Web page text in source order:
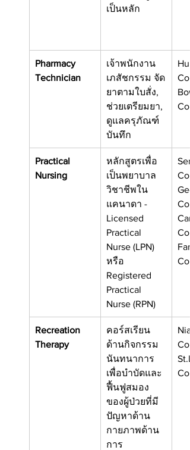
เป็นหลัก
Pharmacy
Technician
เจ้าพนักงาน
เภสัชกรรม จัด
ยาตามใบสั่ง,
ช่วยเตรียมยา,
ดูแลครุภัณฑ์
บันทึก
Practical
Nursing
หลักสูตรเพื่อ
เป็นพยาบาล
วิชาชีพใน
แคนาดา -
Licensed
Practical
Nurse (LPN)
หรือ
Registered
Practical
Nurse (RPN)
Recreation
Therapy
คอร์สเรียน
ด้านกิจกรรม
นันทนาการ
เพื่อบำบัดและ
ฟื้นฟูสมอง
ของผู้ป่วยที่มี
ปัญหาด้าน
กายภาพด้าน
การ